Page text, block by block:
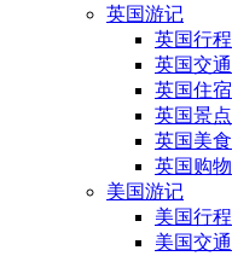
英国游记
英国行程
英国交通
英国住宿
英国景点
英国美食
英国购物
美国游记
美国行程
美国交通